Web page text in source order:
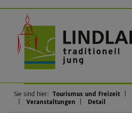
Sie sind hier: Tourismus und Freizeit
Veranstaltungen
Detail